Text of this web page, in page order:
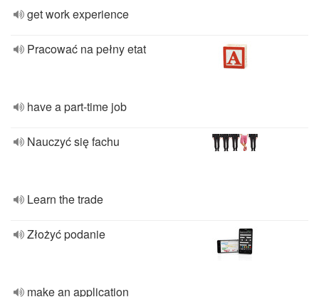
get work experience
Pracować na pełny etat
have a part-time job
Nauczyć się fachu
Learn the trade
Złożyć podanie
make an application